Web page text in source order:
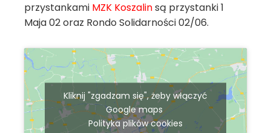
przystankami MZK Koszalinsą przystanki 1
Maja 02 oraz Rondo Solidarności 02/06.
Kliknij "zgadzam się", żeby włączyć
Google maps
Polityka plików cookies